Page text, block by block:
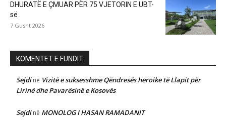
DHURATË E ÇMUAR PËR 75 VJETORIN E UBT-
së
7 Gusht 2026
KOMENTET E FUNDIT
Sejdinë Vizitë e suksesshme Qëndresës heroike të Llapit për
Lirinë dhe Pavarësinë e Kosovës
Sejdinë MONOLOG I HASAN RAMADANIT